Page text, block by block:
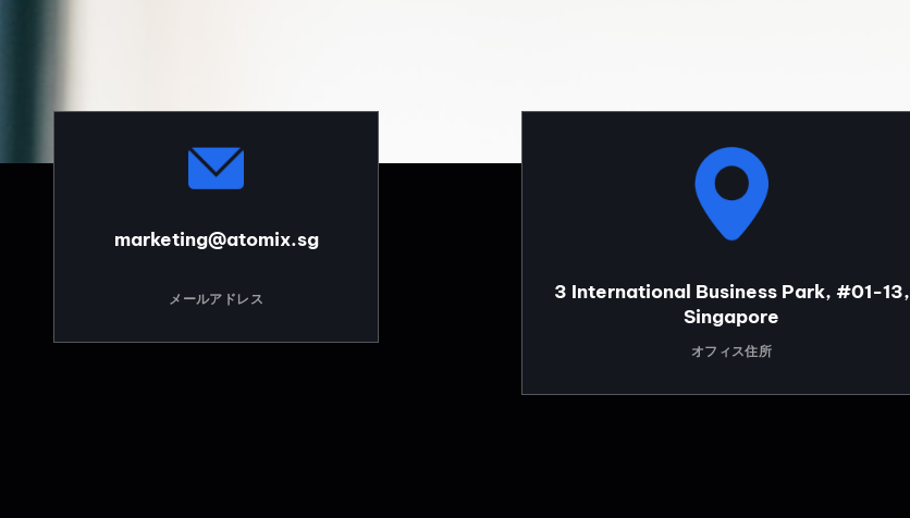
marketing@atomix.sg
メールアドレス
3 International Business Park, #01-13,
Singapore
オフィス住所